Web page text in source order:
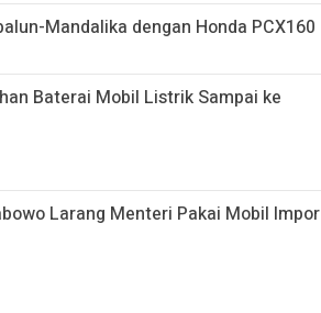
Mandalika dengan Honda PCX160
Baterai Mobil Listrik Sampai ke
Larang Menteri Pakai Mobil Impor